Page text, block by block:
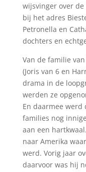
wijsvinger over
bij het adres
Petronella en
dochters en
Van de familie
(Joris van 6 en
drama in de
werden ze
En daarmee
families nog
aan een
naar Amerika
werd. Vorig jaar
daarvoor was hij